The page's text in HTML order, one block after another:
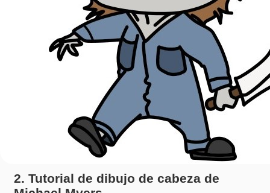
2. Tutorial de dibujo de cabeza de